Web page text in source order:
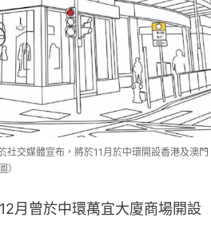
交媒體宣布，將於11月於中環開設香港及澳門
）
月曾於中環萬宜大廈商場開設